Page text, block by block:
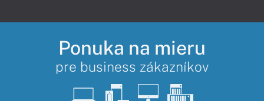
Ponuka na mieru
pre business zákazníkov